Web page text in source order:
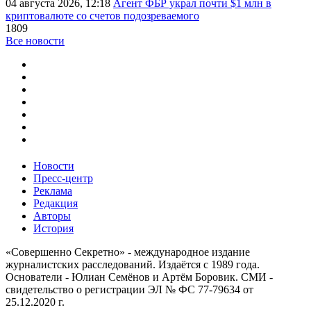
04 августа 2026, 12:18 Агент ФБР украл почти $1 млн в
криптовалюте со счетов подозреваемого
1809
Все новости
Новости
Пресс-центр
Реклама
Редакция
Авторы
История
«Совершенно Секретно» - международное издание
журналистских расследований. Издаётся с 1989 года.
Основатели - Юлиан Семёнов и Артём Боровик. CМИ -
свидетельство о регистрации ЭЛ № ФС 77-79634 от
25.12.2020 г.